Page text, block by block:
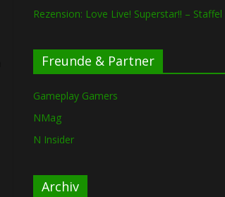
Rezension: Love Live! Superstar!! – Staffel
Freunde & Partner
Gameplay Gamers
NMag
N Insider
Archiv